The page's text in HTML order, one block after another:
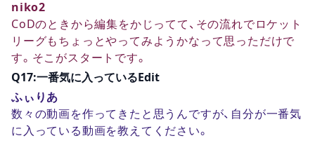
niko2
CoDのときから編集をかじってて、その流れでロケット
リーグもちょっとやってみようかなって思っただけで
す。そこがスタートです。
Q17:一番気に入っているEdit
ふぃりあ
数々の動画を作ってきたと思うんですが、自分が一番気
に入っている動画を教えてください。